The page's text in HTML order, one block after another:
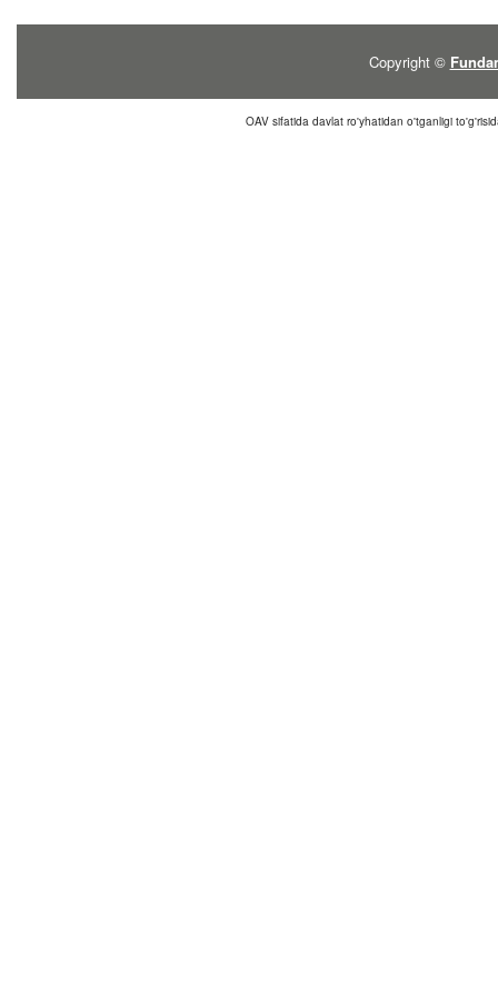
Copyright ©
OAV sifatida davlat ro'yhatidan o'tganligi